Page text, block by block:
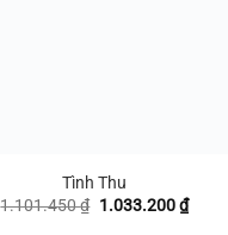
Tình Thu
1.101.450₫ Giá
1.033.200₫Giá